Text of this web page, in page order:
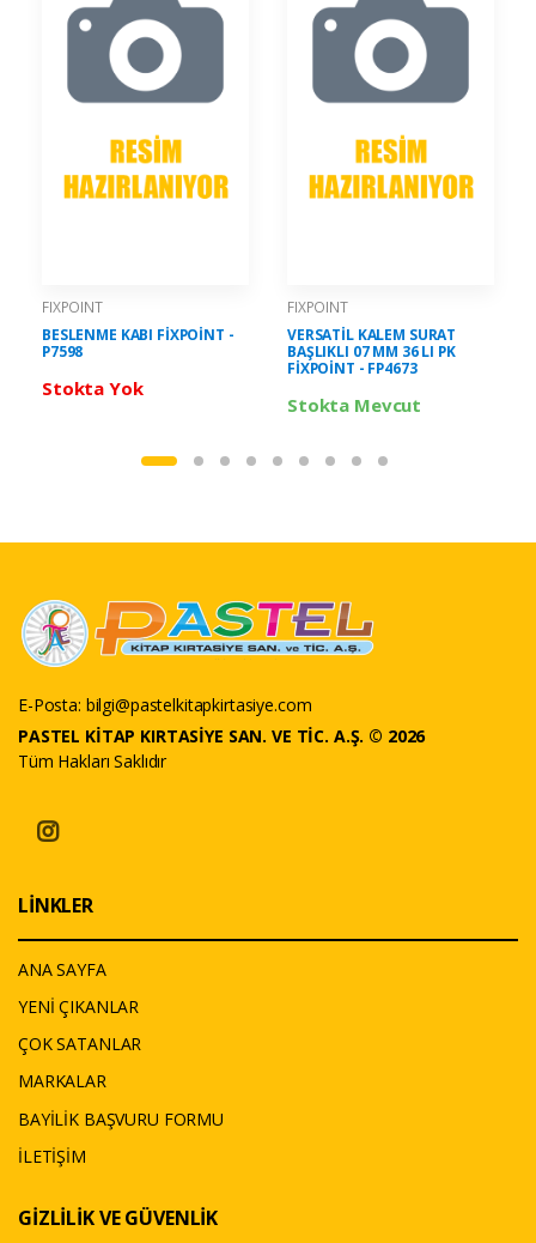
FIXPOINT
BESLENME KABI FİXPOİNT -
P7598
Stokta Yok
FIXPOINT
VERSATİL KALEM SURAT
BAŞLIKLI 07 MM 36 LI PK
FİXPOİNT - FP4673
Stokta Mevcut
E-Posta: bilgi@pastelkitapkirtasiye.com
PASTEL KİTAP KIRTASİYE SAN. VE TİC. A.Ş. © 2026
Tüm Hakları Saklıdır
LİNKLER
ANA SAYFA
YENİ ÇIKANLAR
ÇOK SATANLAR
MARKALAR
BAYİLİK BAŞVURU FORMU
İLETİŞİM
GİZLİLİK VE GÜVENLİK